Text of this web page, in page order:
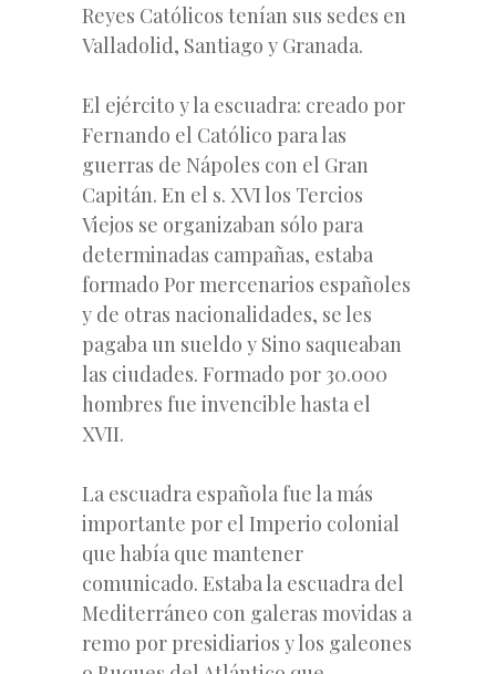
Reyes Católicos tenían sus sedes en
Valladolid, Santiago y Granada.
El ejército y la escuadra: creado por
Fernando el Católico para las
guerras de Nápoles con el Gran
Capitán. En el s. XVI los Tercios
Viejos se organizaban sólo para
determinadas campañas, estaba
formado Por mercenarios españoles
y de otras nacionalidades, se les
pagaba un sueldo y Sino saqueaban
las ciudades. Formado por 30.000
hombres fue invencible hasta el
XVII.
La escuadra española fue la más
importante por el Imperio colonial
que había que mantener
comunicado. Estaba la escuadra del
Mediterráneo con galeras movidas a
remo por presidiarios y los galeones